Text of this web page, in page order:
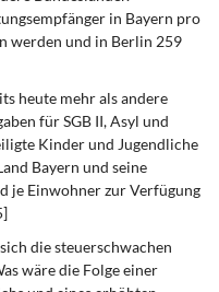
in Bayern pro
werden und in Berlin 259
heute mehr als andere
für SGB II, Asyl und
Kinder und Jugendliche
Bayern und seine
je Einwohner zur Verfügung
die steuerschwachen
wäre die Folge einer